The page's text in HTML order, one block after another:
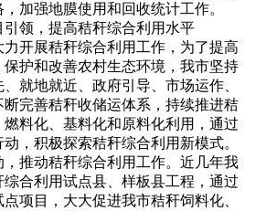
加强地膜使用和回收统计工作。
领，提高秸秆综合利用水平
展秸秆综合利用工作，为了提高
护和改善农村生态环境，我市坚持
就地就近、政府引导、市场运作、
完善秸秆收储运体系，持续推进秸
料化、基料化和原料化利用，通过
，积极探索秸秆综合利用新模式。
动秸秆综合利用工作。近几年我
合利用试点县、样板县工程，通过
项目，大大促进我市秸秆饲料化、